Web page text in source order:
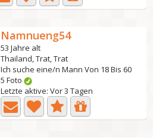
Namnueng54
53 Jahre alt
Thailand, Trat, Trat
Ich suche eine/n Mann Von 18 Bis 60
5 Foto
Letzte aktive: Vor 3 Tagen